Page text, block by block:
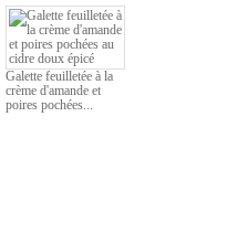
Galette feuilletée à la
crème d'amande et
poires pochées...